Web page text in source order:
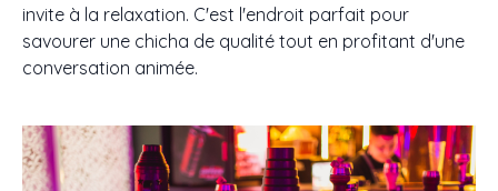
invite à la relaxation. C'est l'endroit parfait pour
savourer une chicha de qualité tout en profitant d'une
conversation animée.